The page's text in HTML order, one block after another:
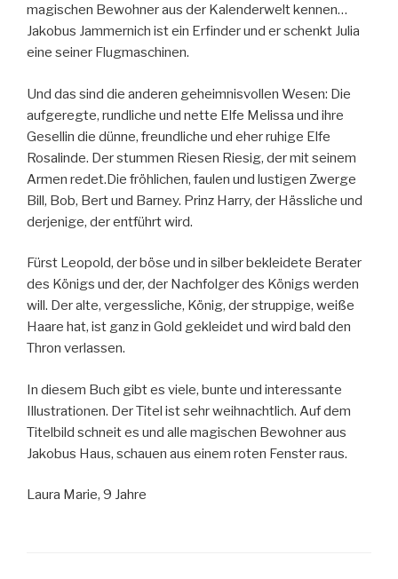
magischen Bewohner aus der Kalenderwelt kennen…
Jakobus Jammernich ist ein Erfinder und er schenkt Julia
eine seiner Flugmaschinen.
Und das sind die anderen geheimnisvollen Wesen: Die
aufgeregte, rundliche und nette Elfe Melissa und ihre
Gesellin die dünne, freundliche und eher ruhige Elfe
Rosalinde. Der stummen Riesen Riesig, der mit seinem
Armen redet.Die fröhlichen, faulen und lustigen Zwerge
Bill, Bob, Bert und Barney. Prinz Harry, der Hässliche und
derjenige, der entführt wird.
Fürst Leopold, der böse und in silber bekleidete Berater
des Königs und der, der Nachfolger des Königs werden
will. Der alte, vergessliche, König, der struppige, weiße
Haare hat, ist ganz in Gold gekleidet und wird bald den
Thron verlassen.
In diesem Buch gibt es viele, bunte und interessante
Illustrationen. Der Titel ist sehr weihnachtlich. Auf dem
Titelbild schneit es und alle magischen Bewohner aus
Jakobus Haus, schauen aus einem roten Fenster raus.
Laura Marie, 9 Jahre